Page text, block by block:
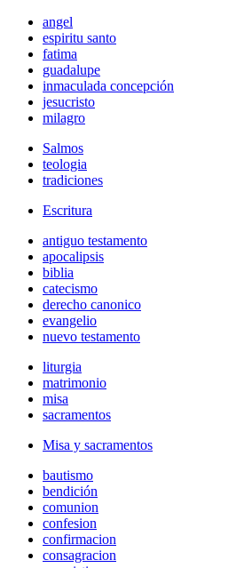
angel
espiritu santo
fatima
guadalupe
inmaculada concepción
jesucristo
milagro
Salmos
teologia
tradiciones
Escritura
antiguo testamento
apocalipsis
biblia
catecismo
derecho canonico
evangelio
nuevo testamento
liturgia
matrimonio
misa
sacramentos
Misa y sacramentos
bautismo
bendición
comunion
confesion
confirmacion
consagracion